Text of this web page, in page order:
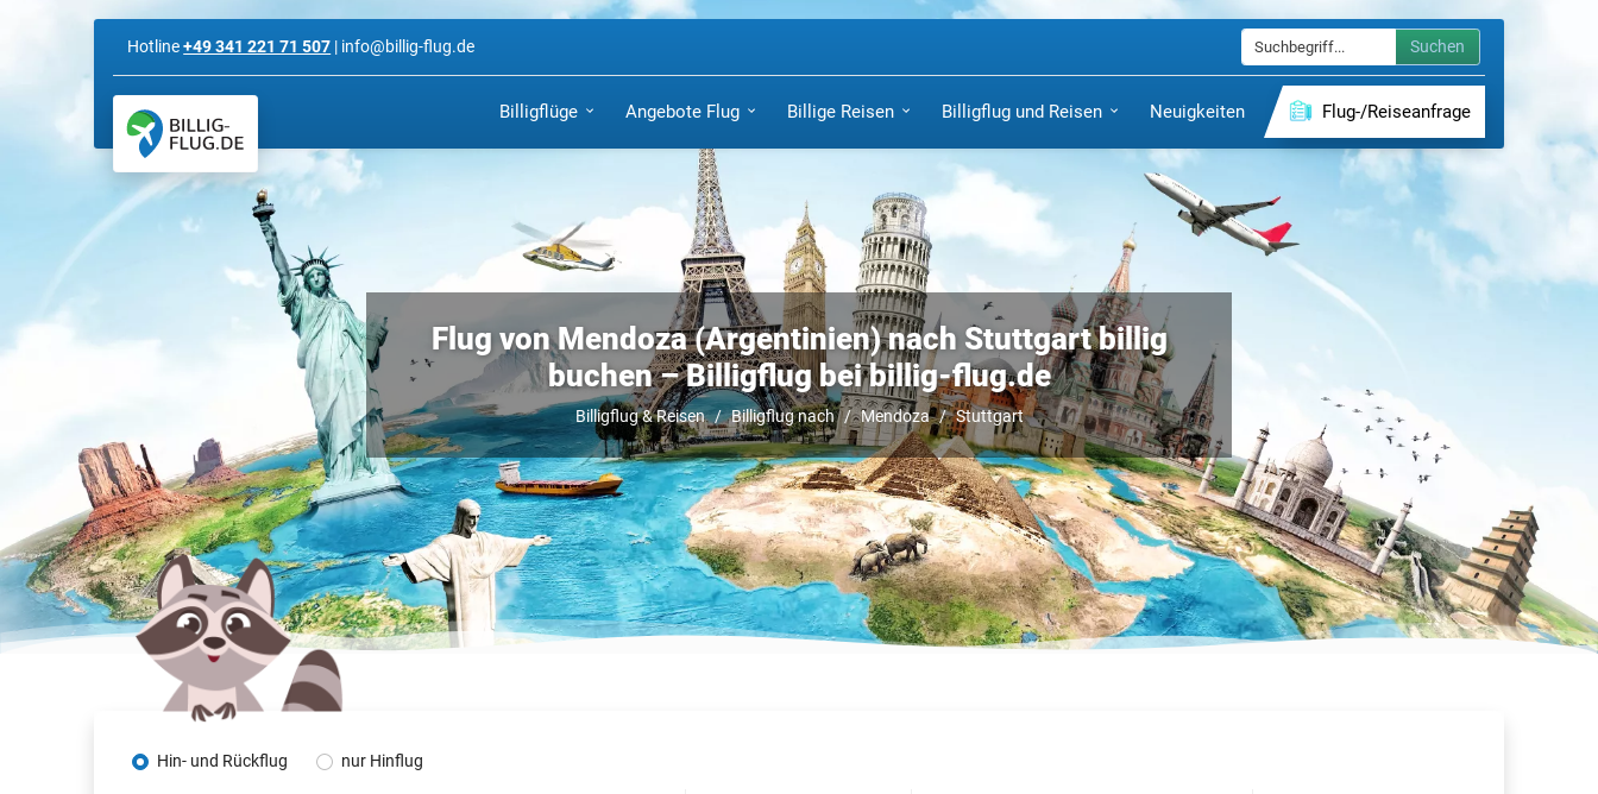
Hotline+49 341 221 71 507 | info@billig-flug.de Suchen
Billigflüge Angebote Flug Billige Reisen Billigflug und Reisen Neuigkeiten Flug-/Reiseanfrage
Flug von Mendoza (Argentinien) nach Stuttgart billig
buchen – Billigflug bei billig-flug.de
Billigflug & Reisen Billigflug nach Mendoza Stuttgart
Hin- und Rückflug nur Hinflug